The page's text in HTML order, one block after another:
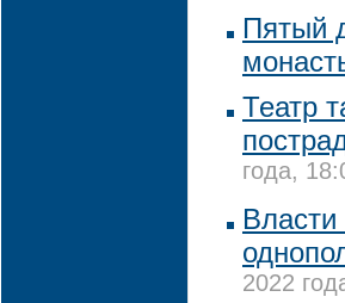
Пятый
Театр
года,
Власти
2022